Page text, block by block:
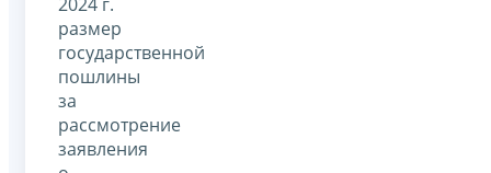
размер
государственной
пошлины
за
рассмотрение
заявления